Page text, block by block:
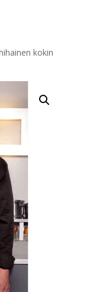
kokin